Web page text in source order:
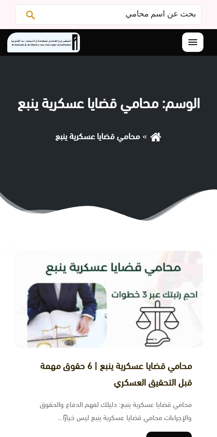
البحث
عن:
القائمة
الوسم:محامي قضايا عسكرية ينبع
محامي قضايا عسكرية ينبع
ﻣﺤﺎﻣﻲ ﻗﻀﺎﻳﺎ ﻋﺴﻜﺮﻳﺔ ﻳﻨﺒﻊ | 6 حقوق مهمة
قبل التحقيق العسكري
محامي قضايا عسكرية ينبع: دليلك لفهم الدفاع والحقوق
والإجراءات محامي قضايا عسكرية ينبع ليس خيارًا…